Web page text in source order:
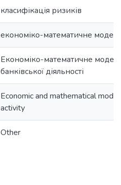
класифікація ризиків
економіко-математичне
Економіко-математичне
банківської діяльності
Economic and mathematical
activity
Other